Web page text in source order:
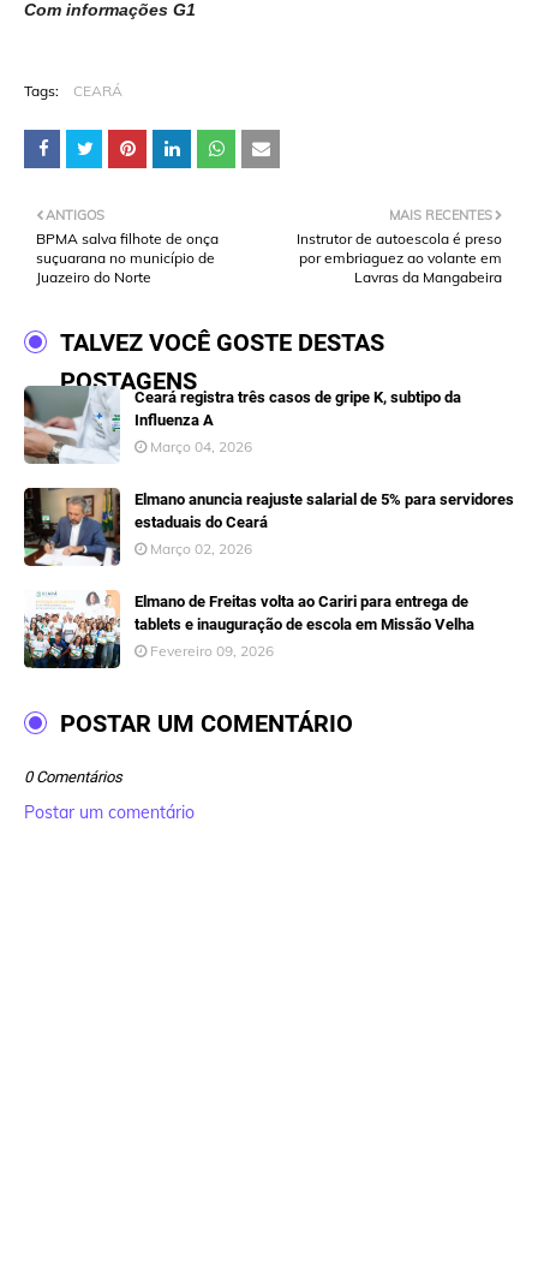
Com informações G1
Tags: CEARÁ
MAIS RECENTES
Instrutor de autoescola é preso
por embriaguez ao volante em
Lavras da Mangabeira
ANTIGOS
BPMA salva filhote de onça
suçuarana no município de
Juazeiro do Norte
TALVEZ VOCÊ GOSTE DESTAS
POSTAGENS
Ceará registra três casos de gripe K, subtipo da
Influenza A
Março 04, 2026
Elmano anuncia reajuste salarial de 5% para servidores
estaduais do Ceará
Março 02, 2026
Elmano de Freitas volta ao Cariri para entrega de
tablets e inauguração de escola em Missão Velha
Fevereiro 09, 2026
POSTAR UM COMENTÁRIO
0 Comentários
Postar um comentário